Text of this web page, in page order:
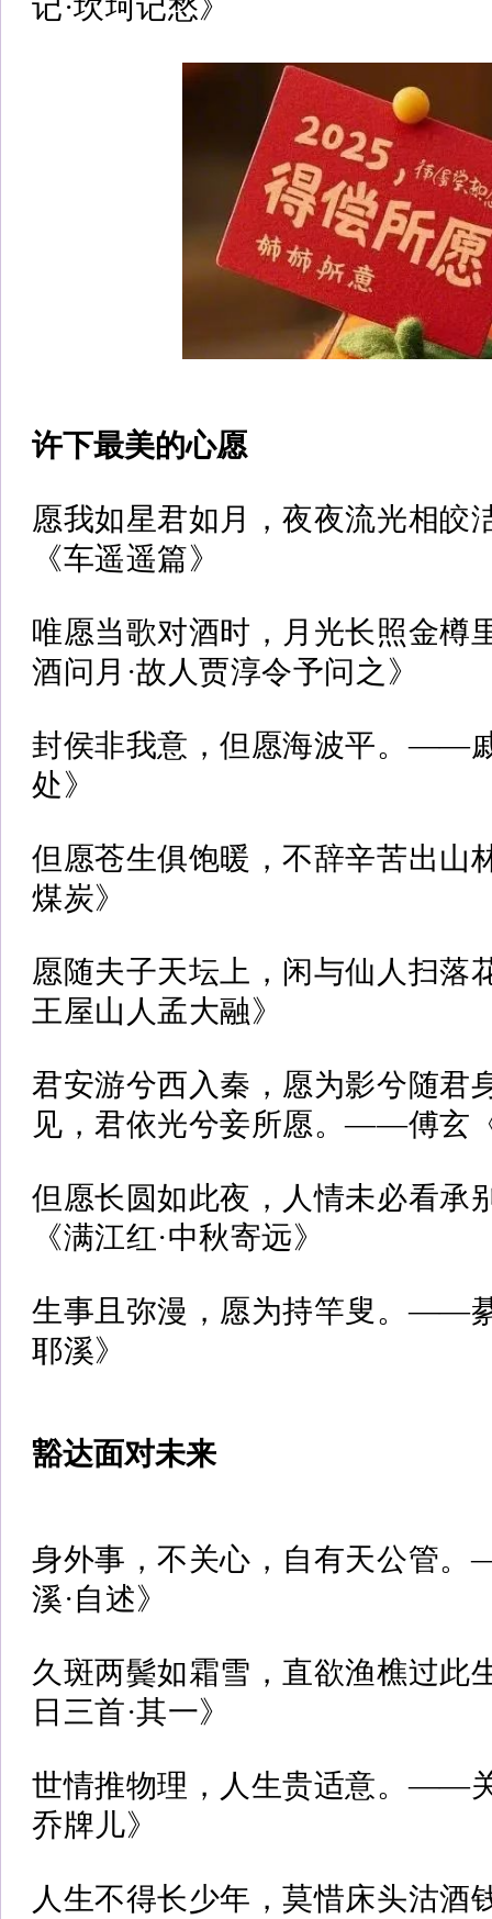
记·坎坷记愁》
许下最美的心愿
愿我如星君如月，夜夜流光相
《车遥遥篇》
唯愿当歌对酒时，月光长照金
酒问月·故人贾淳令予问之》
封侯非我意，但愿海波平。——
处》
但愿苍生俱饱暖，不辞辛苦出
煤炭》
愿随夫子天坛上，闲与仙人扫
王屋山人孟大融》
君安游兮西入秦，愿为影兮随君
见，君依光兮妾所愿。——傅玄
但愿长圆如此夜，人情未必看
《满江红·中秋寄远》
生事且弥漫，愿为持竿叟。——
耶溪》
豁达面对未来
身外事，不关心，自有天公管
溪·自述》
久斑两鬓如霜雪，直欲渔樵过
日三首·其一》
世情推物理，人生贵适意。——
乔牌儿》
人生不得长少年，莫惜床头沽